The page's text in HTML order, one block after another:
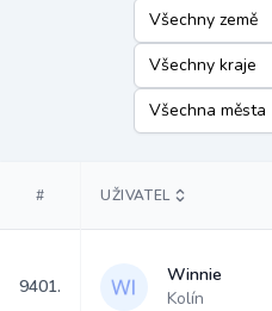
# UŽIVATEL
9401.
Winnie
Kolín